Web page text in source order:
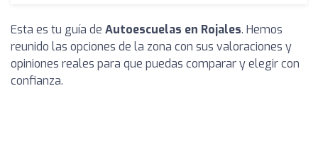
Esta es tu guía de Autoescuelas en Rojales. Hemos
reunido las opciones de la zona con sus valoraciones y
opiniones reales para que puedas comparar y elegir con
confianza.